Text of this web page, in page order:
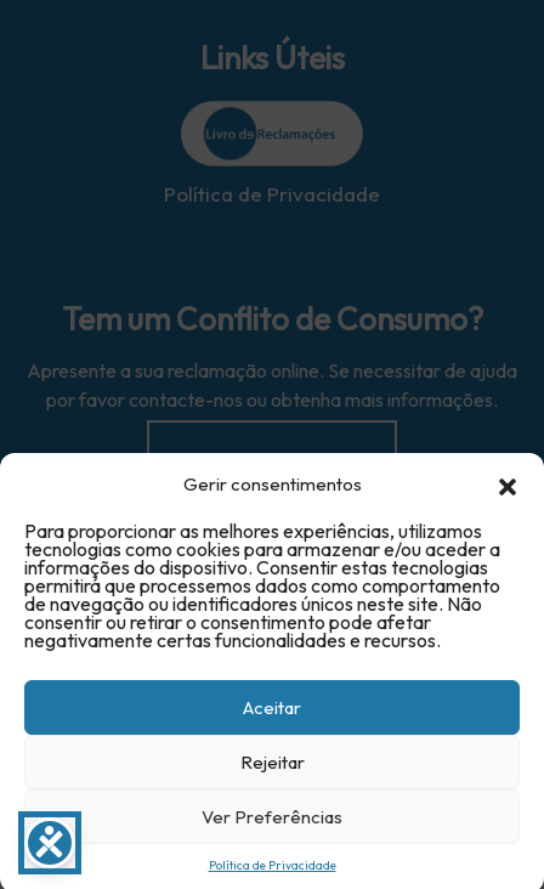
Gerir consentimentos
Para proporcionar as melhores experiências, utilizamos
tecnologias como cookies para armazenar e/ou aceder a
informações do dispositivo. Consentir estas tecnologias
permitirá que processemos dados como comportamento
de navegação ou identificadores únicos neste site. Não
consentir ou retirar o consentimento pode afetar
negativamente certas funcionalidades e recursos.
Aceitar
Rejeitar
Ver Preferências
Política de Privacidade
Links Úteis
Política de Privacidade
Tem um Conflito de Consumo?
Apresente a sua reclamação online. Se necessitar de ajuda
por favor contacte-nos ou obtenha mais informações.
© 2025 Triave - Todos os direitos reservados